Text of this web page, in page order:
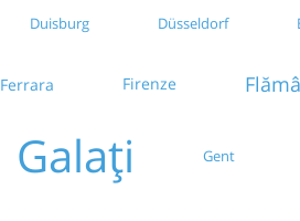
Duisburg Düsseldorf
Ferrara Firenze
Galați Gent